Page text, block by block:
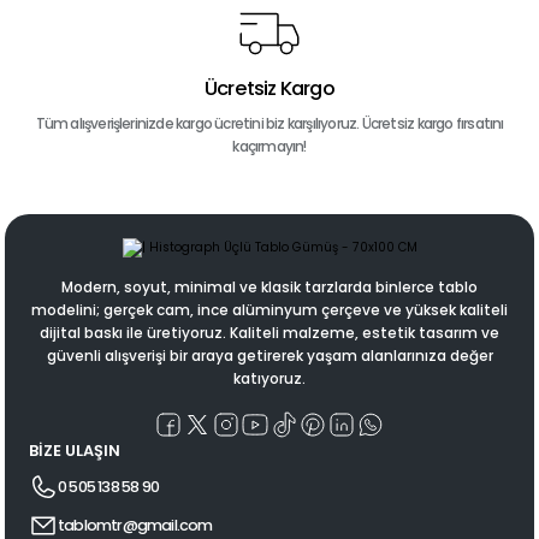
Ücretsiz Kargo
Tüm alışverişlerinizde kargo ücretini biz karşılıyoruz. Ücretsiz kargo fırsatını
kaçırmayın!
Modern, soyut, minimal ve klasik tarzlarda binlerce tablo
modelini; gerçek cam, ince alüminyum çerçeve ve yüksek kaliteli
dijital baskı ile üretiyoruz. Kaliteli malzeme, estetik tasarım ve
güvenli alışverişi bir araya getirerek yaşam alanlarınıza değer
katıyoruz.
BİZE ULAŞIN
0 505 138 58 90
tablomtr@gmail.com